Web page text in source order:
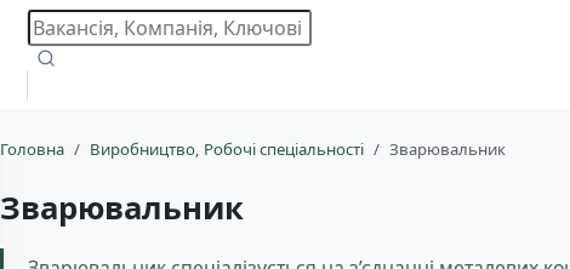
Головна Виробництво, Робочі спеціальності Зварювальник
Зварювальник